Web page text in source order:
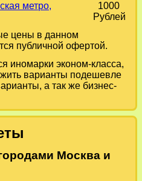
метро,
1000
Рублей
цены в данном
публичной офертой.
иномарки эконом-класса,
варианты подешевле
а так же бизнес-
Москва и